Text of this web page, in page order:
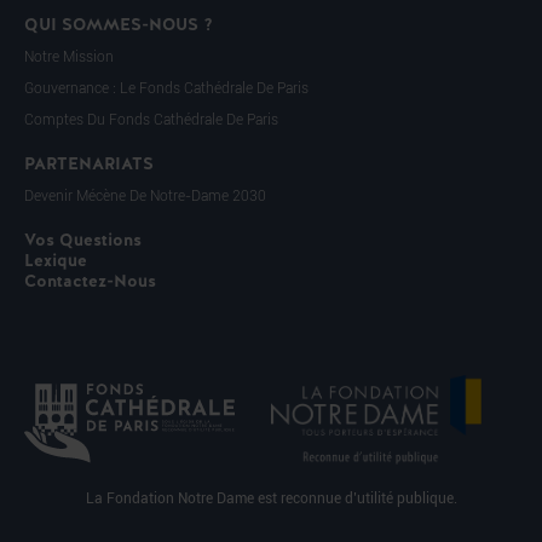
QUI SOMMES-NOUS ?
Notre Mission
Gouvernance : Le Fonds Cathédrale De Paris
Comptes Du Fonds Cathédrale De Paris
PARTENARIATS
Devenir Mécène De Notre-Dame 2030
Vos Questions
Lexique
Contactez-Nous
La Fondation Notre Dame est reconnue d’utilité publique.